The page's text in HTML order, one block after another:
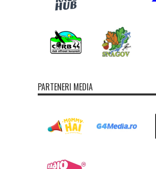
PARTENERI MEDIA